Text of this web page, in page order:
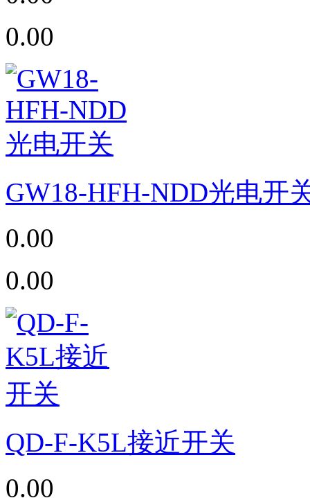
0.00
GW18-HFH-NDD光电开
0.00
0.00
QD-F-K5L接近开关
0.00